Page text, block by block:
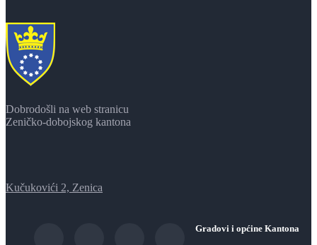
Dobrodošli na web stranicu
Zeničko-dobojskog kantona
Kučukovići 2, Zenica
Gradovi i općine Kantona